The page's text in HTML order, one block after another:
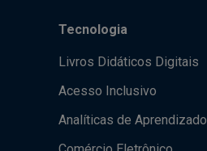
Tecnologia
Livros Didáticos Digitais
Acesso Inclusivo
Analíticas de Aprendizado